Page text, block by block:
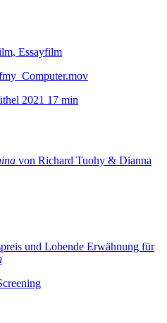
Essayfilm
2021 17 min
von Richard Tuohy & Dianna
und Lobende Erwähnung für